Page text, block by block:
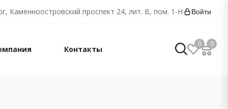
Каменноостровский проспект 24, лит. В, пом. 1-Н Войти
Контакты
0 0